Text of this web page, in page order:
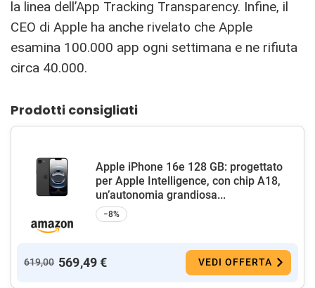
la linea dell’App Tracking Transparency. Infine, il
CEO di Apple ha anche rivelato che Apple
esamina 100.000 app ogni settimana e ne rifiuta
circa 40.000.
Prodotti consigliati
Apple iPhone 16e 128 GB: progettato
per Apple Intelligence, con chip A18,
un’autonomia grandiosa...
−8%
619,00 569,49 € VEDI OFFERTA